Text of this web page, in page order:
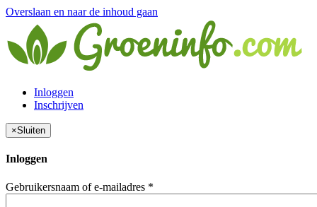
Overslaan en naar de inhoud gaan
Inloggen
Inschrijven
×Sluiten
Inloggen
Gebruikersnaam of e-mailadres *